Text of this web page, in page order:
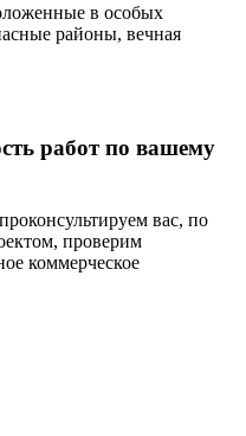
в особых
районы, вечная
работ по вашему
вас, по
проверим
коммерческое